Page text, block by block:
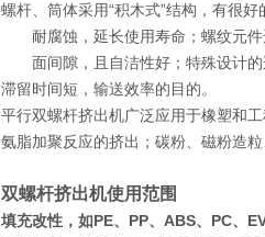
螺杆、筒体采用“积木式”结构，有很
耐腐蚀，延长使用寿命；螺纹元件
面间隙，且自洁性好；特殊设计的
滞留时间短，输送效率的目的。
平行双螺杆挤出机广泛应用于橡塑和
氨脂加聚反应的挤出；碳粉、磁粉造
双螺杆挤出机使用范围
填充改性，如PE、PP、ABS、PC、